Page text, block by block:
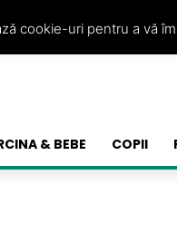
& BEBE COPII
cookie-uri pentru a vă